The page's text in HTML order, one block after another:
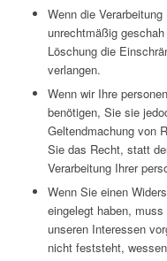
Wenn die
unrechtmäßig
Löschung die
verlangen.
Wenn wir Ihre
benötigen, Sie sie
Geltendmachung von
Sie das Recht, statt
Verarbeitung Ihrer
Wenn Sie einen
eingelegt haben,
unseren Interessen
nicht feststeht,